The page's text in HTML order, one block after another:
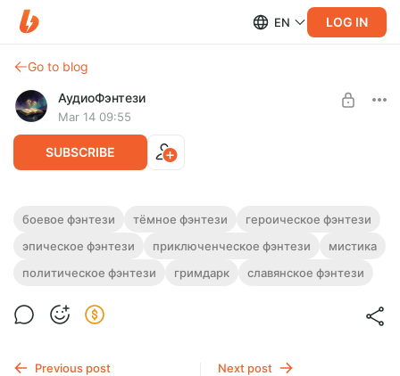
EN LOG IN
Go to blog
АудиоФэнтези
Mar 14 09:55
SUBSCRIBE
Аудиокнига фэнтези "Граница
безмолвия" | 5 книг
Полная версия. 5 книг.
рекламы и любых ограничений!
Level required:
боевое фэнтези тёмное фэнтези
героическое фэнтези
эпическое фэнтези
приключенческое фэнтези
мистика
политическое фэнтези
гримдарк славянское фэнтези
Previous post
Next post